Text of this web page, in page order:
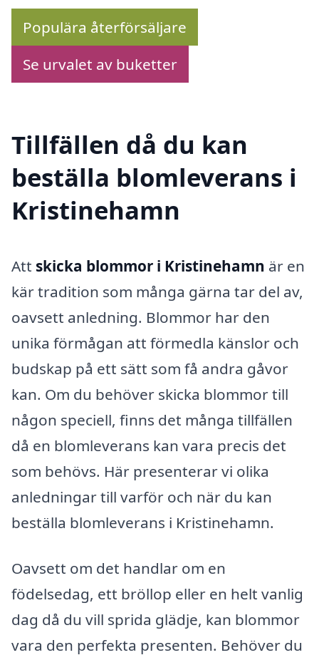
Populära återförsäljare
Se urvalet av buketter
Tillfällen då du kan
beställa blomleverans i
Kristinehamn
Att skicka blommor i Kristinehamn är en
kär tradition som många gärna tar del av,
oavsett anledning. Blommor har den
unika förmågan att förmedla känslor och
budskap på ett sätt som få andra gåvor
kan. Om du behöver skicka blommor till
någon speciell, finns det många tillfällen
då en blomleverans kan vara precis det
som behövs. Här presenterar vi olika
anledningar till varför och när du kan
beställa blomleverans i Kristinehamn.
Oavsett om det handlar om en
födelsedag, ett bröllop eller en helt vanlig
dag då du vill sprida glädje, kan blommor
vara den perfekta presenten. Behöver du